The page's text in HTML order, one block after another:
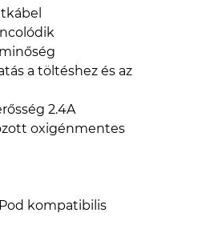
a töltéshez és az
2.4A
oxigénmentes
kompatibilis